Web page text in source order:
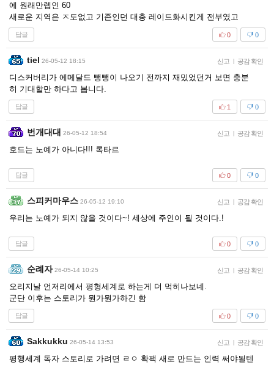
에 원래만렙인 60
새로운 지역은 ㅈ도없고 기존인던 대충 레이드화시킨게 전부였고
답글 0
0
tiel 26-05-12 18:15 신고 | 공감 확인
디스커버리가 에메달드 뺑뺑이 나오기 전까지 재밌었던거 보면 충분
히 기대할만 하다고 봅니다.
답글 0
1
번개대대 26-05-12 18:54 신고 | 공감 확인
호드는 노예가 아니다!!! 록타르
답글 0
0
스피커마우스 26-05-12 19:10 신고 | 공감 확인
우리는 노예가 되지 않을 것이다~! 세상에 주인이 될 것이다.!
답글 0
0
순례자 26-05-14 10:25 신고 | 공감 확인
오리지날 언저리에서 평형세계로 하는게 더 먹히나보네.
군단 이후는 스토리가 뭔가뭔가하긴 함
답글 0
0
Sakkukku 26-05-14 13:53 신고 | 공감 확인
평행세계 독자 스토리로 가려면 ㄹㅇ 확팩 새로 만드는 인력 써야될텐